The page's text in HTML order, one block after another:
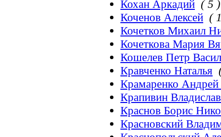
Кохан Аркадий ( 5 )
Коченов Алексей (
Кочетков Михаил
Кочеткова Мария
Кошелев Петр
Кравченко Наталья
Крамаренко Андрей
Крапивин
Краснов Борис
Красновский